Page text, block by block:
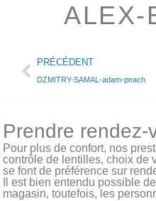
ALEX-
PRÉCÉDENT
DZMITRY-SAMAL-adam-peach
Prendre rendez-
Pour plus de confort, nos
contrôle de lentilles, choix de
se font de préférence sur
Il est bien entendu possible
magasin, toutefois, les